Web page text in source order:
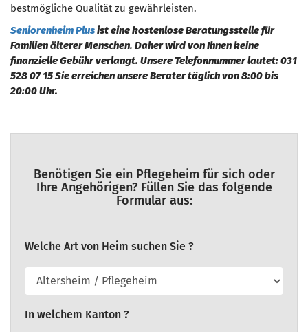
bestmögliche Qualität zu gewährleisten.
Seniorenheim Plusist eine kostenlose Beratungsstelle für
Familien älterer Menschen. Daher wird von Ihnen keine
finanzielle Gebühr verlangt. Unsere Telefonnummer lautet: 031
528 07 15 Sie erreichen unsere Berater täglich von 8:00 bis
20:00 Uhr.
Benötigen Sie ein Pflegeheim für sich oder
Ihre Angehörigen? Füllen Sie das folgende
Formular aus:
Welche Art von Heim suchen Sie ?
In welchem Kanton ?